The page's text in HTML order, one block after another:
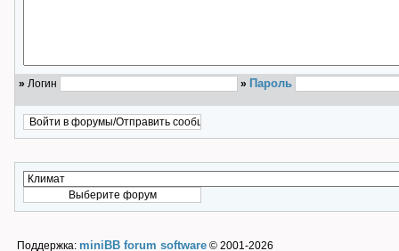
» Логин » Пароль
Поддержка: miniBB forum software © 2001-2026